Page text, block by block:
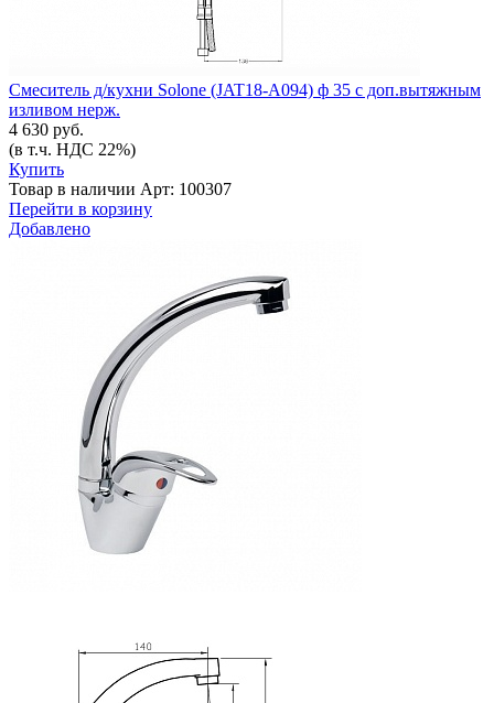
Смеситель д/кухни Solone (JAT18-A094) ф 35 с доп.вытяжным
изливом нерж.
4 630 руб.
(в т.ч. НДС 22%)
Купить
Товар в наличии Арт: 100307
Перейти в корзину
Добавлено